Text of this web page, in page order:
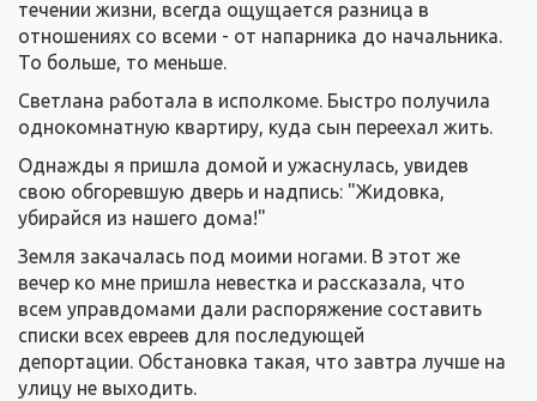
течении жизни, всегда ощущается разница в
отношениях со всеми - от напарника до начальника.
То больше, то меньше.
Светлана работала в исполкоме. Быстро получила
однокомнатную квартиру, куда сын переехал жить.
Однажды я пришла домой и ужаснулась, увидев
свою обгоревшую дверь и надпись: "Жидовка,
убирайся из нашего дома!"
Земля закачалась под моими ногами. В этот же
вечер ко мне пришла невестка и рассказала, что
всем управдомами дали распоряжение составить
списки всех евреев для последующей
депортации. Обстановка такая, что завтра лучше на
улицу не выходить.